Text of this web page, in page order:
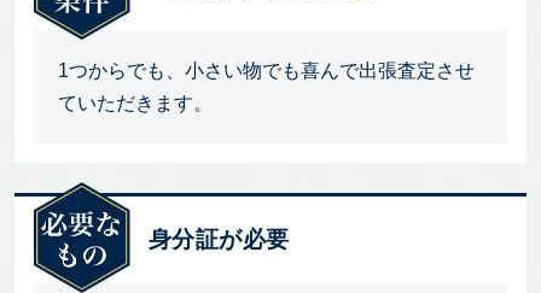
1つからでも、小さい物でも喜んで出張査定させ
ていただきます。
身分証が必要